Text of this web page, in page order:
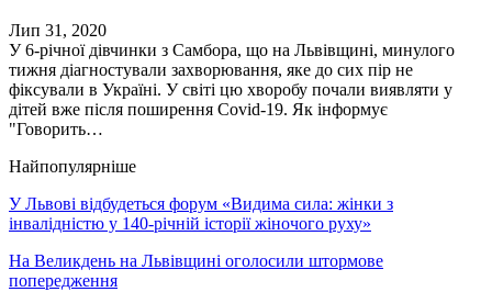
Лип 31, 2020
У 6-річної дівчинки з Самбора, що на Львівщині, минулого
тижня діагностували захворювання, яке до сих пір не
фіксували в Україні. У світі цю хворобу почали виявляти у
дітей вже після поширення Covid-19. Як інформує
"Говорить…
Найпопулярніше
У Львові відбудеться форум «Видима сила: жінки з
інвалідністю у 140-річній історії жіночого руху»
На Великдень на Львівщині оголосили штормове
попередження